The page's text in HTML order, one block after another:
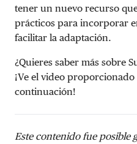
tener un nuevo recurso
prácticos para incorporar
facilitar la adaptación.
¿Quieres saber más sobre
¡Ve el video
continuación!
Este contenido fue posible